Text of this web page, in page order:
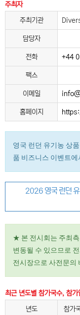
주최자
주최기관
담당자
전화 +44
팩스
이메일
홈페이지
영국 런던 유기농 상
품 비즈니스 이벤트
2026 영국 런던
★ 본 전시회는 주최
변동될 수 있으므로
전시장으로 사전문의
최근 년도별 참가국수, 참
년도
참가